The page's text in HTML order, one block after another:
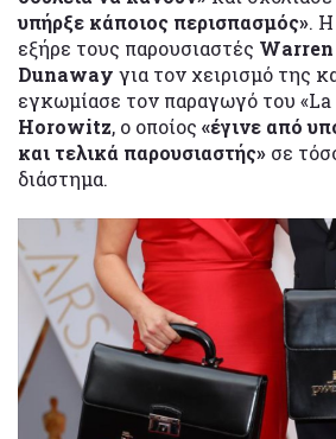
υπήρξε κάποιος περισπασμός».
εξήρε τους παρουσιαστές
Dunaway για τον χειρισμό της
εγκωμίασε τον παραγωγό του
Horowitz, ο οποίος «έγινε από
και τελικά παρουσιαστής» σε
διάστημα.